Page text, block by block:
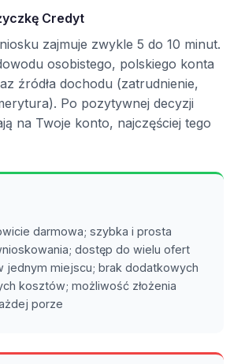
Credyt
zajmuje zwykle 5 do 10 minut.
osobistego, polskiego konta
źródła dochodu (zatrudnienie,
Po pozytywnej decyzji
na Twoje konto, najczęściej tego
darmowa; szybka i prosta
dostęp do wielu ofert
jednym miejscu; brak dodatkowych
kosztów; możliwość złożenia
porze